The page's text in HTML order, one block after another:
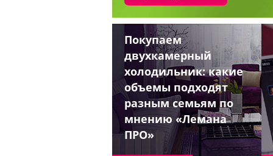
Покупаем
двухкамерный
холодильник: какие
объемы подходят
разным семьям по
мнению «Лемана
ПРО»